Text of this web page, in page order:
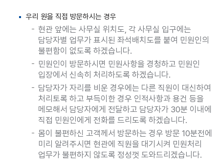
우리 원을 직접 방문하시는 경우
현관 앞에는 사무실 위치도, 각 사무실 입구에는
담당자별 업무가 표시된 좌석배치도를 붙여 민원인의
불편함이 없도록 하겠습니다.
민원인이 방문하시면 민원사항을 경청하고 민원인
입장에서 신속히 처리하도록 하겠습니다.
담당자가 자리를 비운 경우에는 다른 직원이 대신하여
처리토록 하고 부득이한 경우 인적사항과 용건 등을
메모해서 담당자에게 전달하고 담당자가 30분 이내에
직접 민원인에게 전화를 드리도록 하겠습니다.
몸이 불편하신 고객께서 방문하는 경우 방문 10분전에
미리 알려주시면 현관에 직원을 대기시켜 민원처리
업무가 불편하지 않도록 정성껏 도와드리겠습니다.